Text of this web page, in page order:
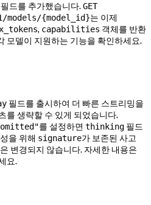
드를 추가했습니다. GET
models/{model_id}는 이제
, capabilities 객체를 반환
모델이 지원하는 기능을 확인하세요.
필드를 출시하여 더 빠른 스트리밍을
를 생략할 수 있게 되었습니다.
를 설정하면 thinking 필드
을 위해 signature가 보존된 사고
변경되지 않습니다. 자세한 내용은
요.